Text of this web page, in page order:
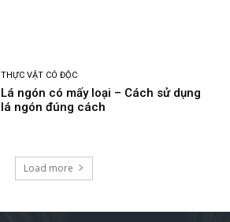
THỰC VẬT CÓ ĐỘC
Lá ngón có mấy loại – Cách sử dụng
lá ngón đúng cách
Load more